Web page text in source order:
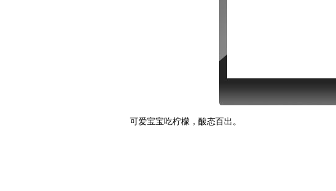
可爱宝宝吃柠檬，酸态百出。